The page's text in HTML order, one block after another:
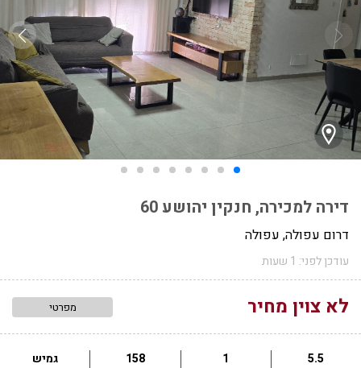
דירה למכירה, חנקין יהושע 60
דרום עפולה, עפולה
עודכן לפני: 1 שעות
לא צוין מחיר מפרטי
5.5
1
158
גמיש